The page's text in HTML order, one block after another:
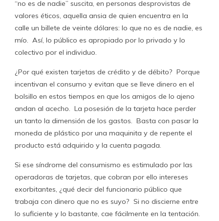
“no es de nadie” suscita, en personas desprovistas de
valores éticos, aquella ansia de quien encuentra en la
calle un billete de veinte dólares: lo que no es de nadie, es
mío. Así, lo público es apropiado por lo privado y lo
colectivo por el individuo.
¿Por qué existen tarjetas de crédito y de débito? Porque
incentivan el consumo y evitan que se lleve dinero en el
bolsillo en estos tiempos en que los amigos de lo ajeno
andan al acecho. La posesión de la tarjeta hace perder
un tanto la dimensión de los gastos. Basta con pasar la
moneda de plástico por una maquinita y de repente el
producto está adquirido y la cuenta pagada.
Si ese síndrome del consumismo es estimulado por las
operadoras de tarjetas, que cobran por ello intereses
exorbitantes, ¿qué decir del funcionario público que
trabaja con dinero que no es suyo? Si no discierne entre
lo suficiente y lo bastante, cae fácilmente en la tentación.